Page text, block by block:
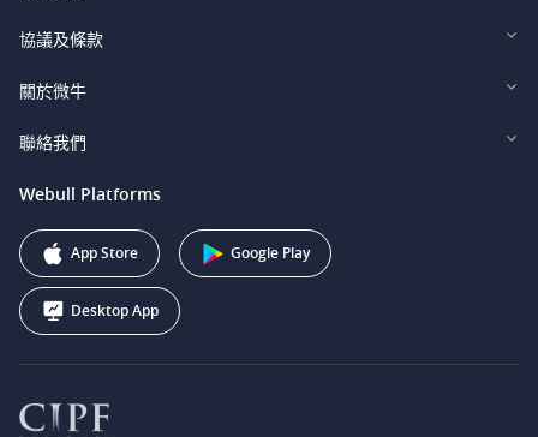
Webull Financial LLC (US)
Webull Securities South Africa (Pty) Ltd.
Webull Securities (Australia) Pty. Ltd.
Webull Corporation
協議及條款
Legal and Disclosures
關於微牛
投資者關係
聯絡我們
support@webull.ca
+1 (888) 228-0958
Webull Platforms
App Store Google Play
Desktop App